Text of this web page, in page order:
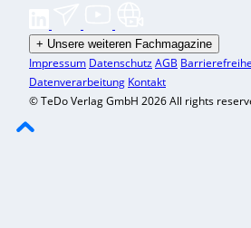
+ Unsere weiteren Fachmagazine
Impressum DatenschutzAGB
Datenverarbeitung Kontakt
© TeDo Verlag GmbH 2026 All rights